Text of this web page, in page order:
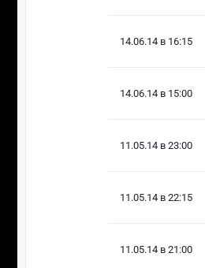
14.06.14 в 16:15
14.06.14 в 15:00
11.05.14 в 23:00
11.05.14 в 22:15
11.05.14 в 21:00